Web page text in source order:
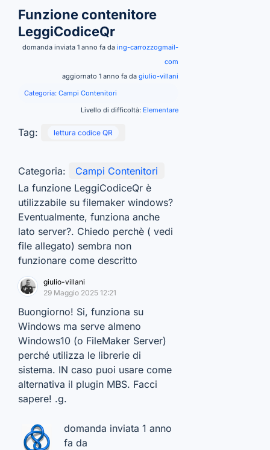
Funzione contenitore
LeggiCodiceQr
domanda inviata 1 anno fa da ing-carrozzogmail-
com
aggiornato 1 anno fa da giulio-villani
Categoria: Campi Contenitori
Livello di difficoltà: Elementare
Tag: lettura codice QR
Categoria:
Campi Contenitori
La funzione LeggiCodiceQr è
utilizzabile su filemaker windows?
Eventualmente, funziona anche
lato server?. Chiedo perchè ( vedi
file allegato) sembra non
funzionare come descritto
giulio-villani
29 Maggio 2025 12:21
Buongiorno! Si, funziona su
Windows ma serve almeno
Windows10 (o FileMaker Server)
perché utilizza le librerie di
sistema. IN caso puoi usare come
alternativa il plugin MBS. Facci
sapere! .g.
domanda inviata 1 anno
fa da